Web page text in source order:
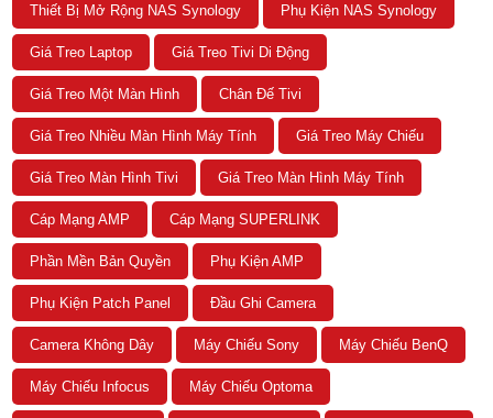
Thiết Bị Mở Rộng NAS Synology Phụ Kiện NAS Synology
Giá Treo Laptop Giá Treo Tivi Di Động
Giá Treo Một Màn Hình Chân Đế Tivi
Giá Treo Nhiều Màn Hình Máy Tính Giá Treo Máy Chiếu
Giá Treo Màn Hình Tivi Giá Treo Màn Hình Máy Tính
Cáp Mạng AMP Cáp Mạng SUPERLINK
Phần Mền Bản Quyền Phụ Kiện AMP
Phụ Kiện Patch Panel Đầu Ghi Camera
Camera Không Dây Máy Chiếu Sony Máy Chiếu BenQ
Máy Chiếu Infocus Máy Chiếu Optoma